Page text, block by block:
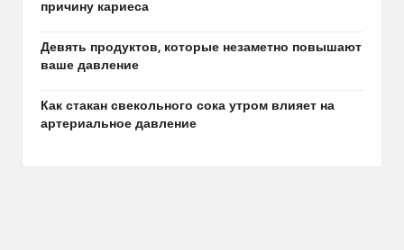
причину кариеса
Девять продуктов, которые незаметно повышают
ваше давление
Как стакан свекольного сока утром влияет на
артериальное давление